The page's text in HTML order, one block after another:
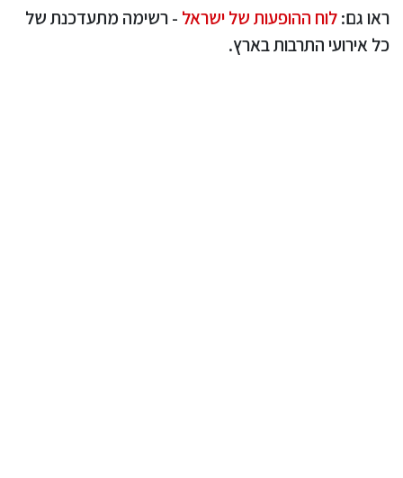
ראו גם:לוח ההופעות של ישראל - רשימה מתעדכנת של
כל אירועי התרבות בארץ.